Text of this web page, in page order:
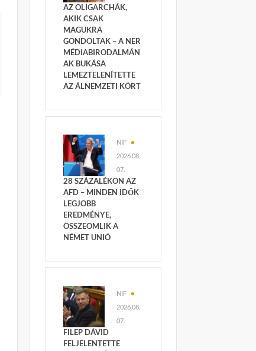
AZ OLIGARCHÁK,
AKIK CSAK
MAGUKRA
GONDOLTAK – A NER
MÉDIABIRODALMÁN
AK BUKÁSA
LEMEZTELENÍTETTE
AZ ÁLNEMZETI KÖRT
NIF
2026.08.
07.
28 SZÁZALÉKON AZ
AFD – MINDEN IDŐK
LEGJOBB
EREDMÉNYE,
ÖSSZEOMLIK A
NÉMET UNIÓ
NIF
2026.08.
07.
FILEP DÁVID
FELJELENTETTE